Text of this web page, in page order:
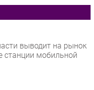
выводит на рынок
станции мобильной